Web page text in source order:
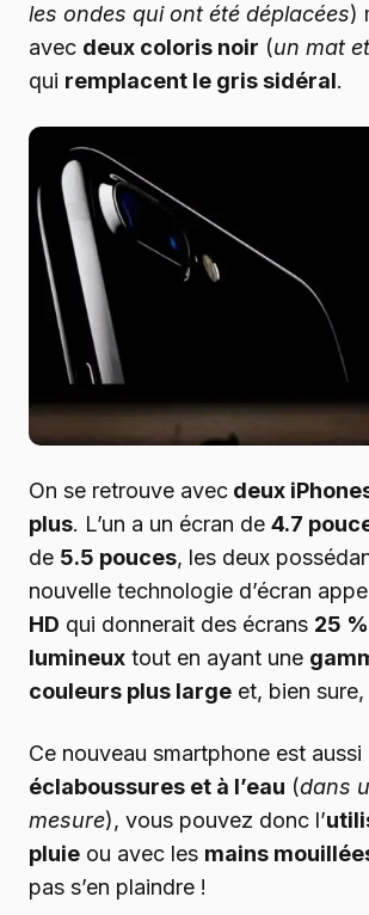
les ondes qui ont été déplacées)
avec deux coloris noir (un mat
qui remplacent le gris sidéral.
On se retrouve avec deux
plus. L’un a un écran de 4.7
de 5.5 pouces, les deux
nouvelle technologie d’écran
HD qui donnerait des écrans 25
lumineux tout en ayant une
couleurs plus large et, bien sure,
Ce nouveau smartphone est aussi
éclaboussures et à l’eau (dans
mesure), vous pouvez donc l’
pluie ou avec les mains
pas s’en plaindre !